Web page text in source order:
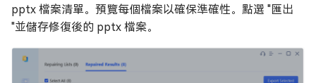
pptx 檔案清單。預覽每個檔案以確保準確性。點選 "匯出
"並儲存修復後的 pptx 檔案。